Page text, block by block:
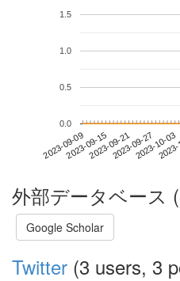
2023-09-092023-09-152023-09-212023-09-272023-10-03
0.0
0.5
1.0
1.5
外部データベース
Google Scholar
Twitter (3 users, 3